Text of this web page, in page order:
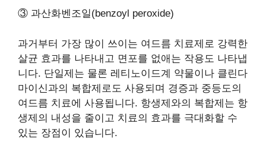
③ 과산화벤조일(benzoyl peroxide)
과거부터 가장 많이 쓰이는 여드름 치료제로 강력한
살균 효과를 나타내고 면포를 없애는 작용도 나타냅
니다. 단일제는 물론 레티노이드계 약물이나 클린다
마이신과의 복합제로도 사용되며 경증과 중등도의
여드름 치료에 사용됩니다. 항생제와의 복합제는 항
생제의 내성을 줄이고 치료의 효과를 극대화할 수
있는 장점이 있습니다.